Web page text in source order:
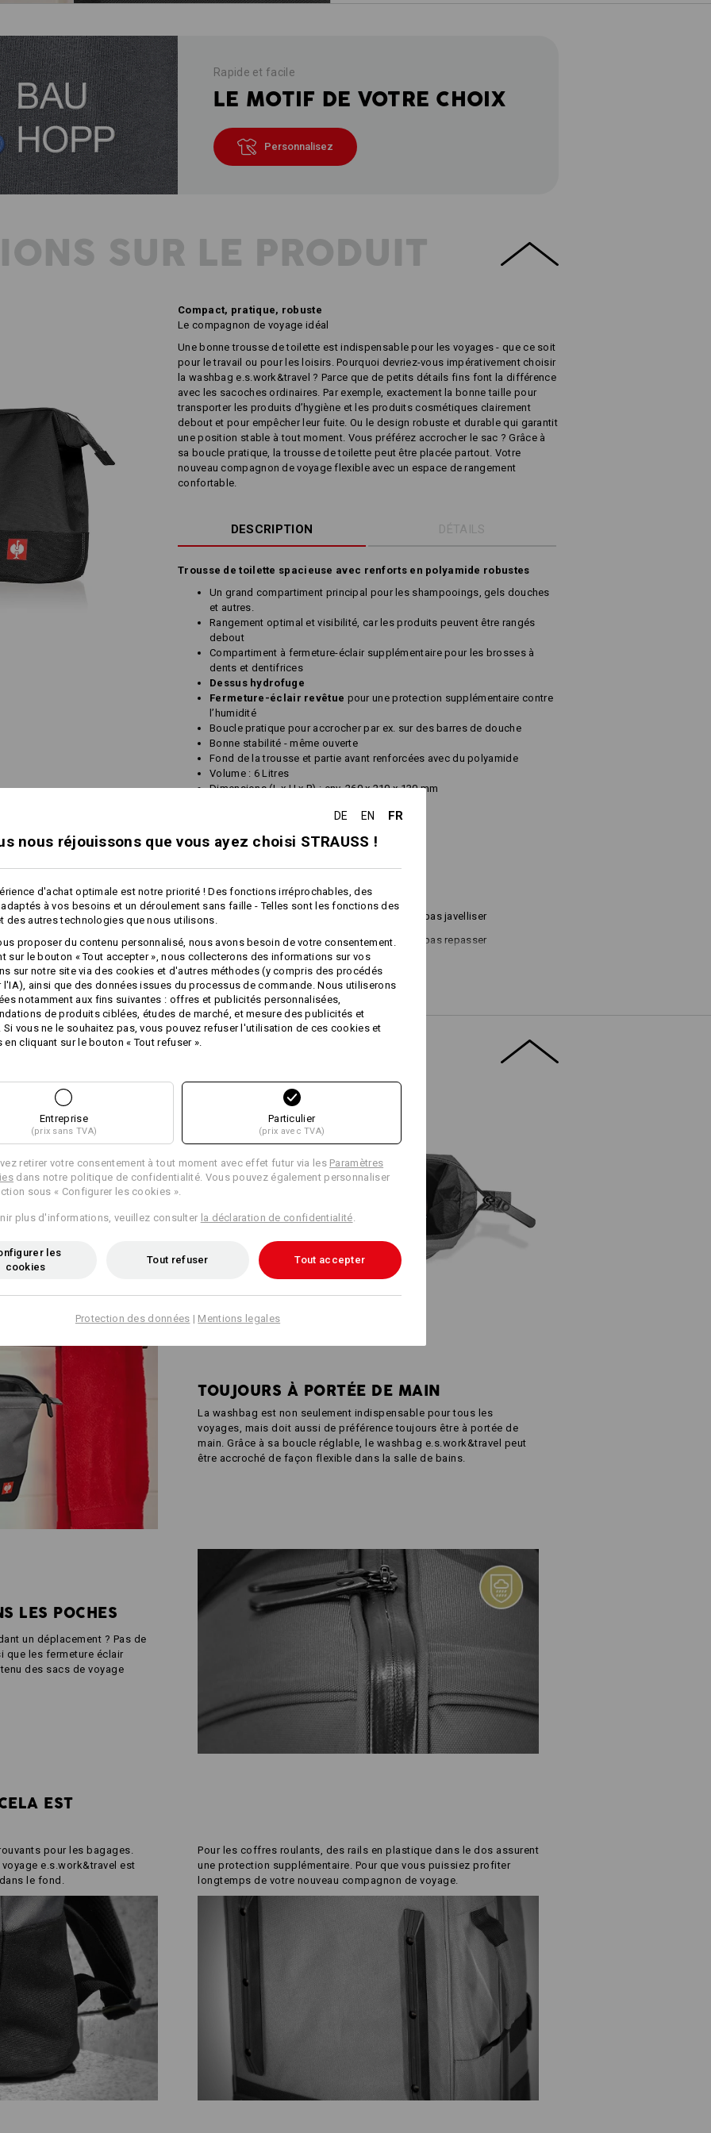
Rapide et facile
LE MOTIF DE VOTRE CHOIX
Personnalisez
SUR LE PRODUIT
Compact, pratique, robuste
Le compagnon de voyage idéal
Une bonne trousse de toilette est indispensable pour les voyages - que ce soit
pour le travail ou pour les loisirs. Pourquoi devriez-vous impérativement choisir
la washbag e.s.work&travel ? Parce que de petits détails fins font la différence
avec les sacoches ordinaires. Par exemple, exactement la bonne taille pour
transporter les produits d’hygiène et les produits cosmétiques clairement
debout et pour empêcher leur fuite. Ou le design robuste et durable qui garantit
une position stable à tout moment. Vous préférez accrocher le sac ? Grâce à
sa boucle pratique, la trousse de toilette peut être placée partout. Votre
nouveau compagnon de voyage flexible avec un espace de rangement
confortable.
DESCRIPTION DÉTAILS
Trousse de toilette spacieuse avec renforts en polyamide robustes
Un grand compartiment principal pour les shampooings, gels douches
et autres.
Rangement optimal et visibilité, car les produits peuvent être rangés
debout
Compartiment à fermeture-éclair supplémentaire pour les brosses à
dents et dentifrices
Dessus hydrofuge
Fermeture-éclair revêtue pour une protection supplémentaire contre
l’humidité
Boucle pratique pour accrocher par ex. sur des barres de douche
Bonne stabilité - même ouverte
Fond de la trousse et partie avant renforcées avec du polyamide
Volume : 6 Litres
Dimensions (L x H x P) : env.260 x 210 x 130mm
100 % Polyester (ca. 220 g/m²)
2. Tissu extérieur
Doublure 100% Polyamide
Conseils d'entretien :
Ne pas laver
Ne pas javelliser
Ne pas sécher en machine
Ne pas repasser
Ne pas nettoyer à sec
Concevoir soi-
même
plus
SIMPLICITÉ
est même un plaisir :
bien en place même ouverts.
TOUJOURS À PORTÉE DE MAIN
La washbag est non seulement indispensable pour tous les
voyages, mais doit aussi de préférence toujours être à portée de
main. Grâce à sa boucle réglable, le washbag e.s.work&travel peut
être accroché de façon flexible dans la salle de bains.
LES POCHES
un déplacement ? Pas de
que les fermeture éclair
des sacs de voyage
EST
pour les bagages.
e.s.work&travel est
le fond.
Pour les coffres roulants, des rails en plastique dans le dos assurent
une protection supplémentaire. Pour que vous puissiez profiter
longtemps de votre nouveau compagnon de voyage.
DE EN FR
nous réjouissons que vous ayez choisi STRAUSS !
d'achat optimale est notre priorité ! Des fonctions irréprochables, des
à vos besoins et un déroulement sans faille - Telles sont les fonctions des
des autres technologies que nous utilisons.
proposer du contenu personnalisé, nous avons besoin de votre consentement.
sur le bouton « Tout accepter », nous collecterons des informations sur vos
sur notre site via des cookies et d'autres méthodes (y compris des procédés
l'IA), ainsi que des données issues du processus de commande. Nous utiliserons
notamment aux fins suivantes : offres et publicités personnalisées,
de produits ciblées, études de marché, et mesure des publicités et
Si vous ne le souhaitez pas, vous pouvez refuser l'utilisation de ces cookies et
en cliquant sur le bouton « Tout refuser ».
Entreprise
(prix sans TVA)
Particulier
(prix avec TVA)
retirer votre consentement à tout moment avec effet futur via les Paramètres
dans notre politique de confidentialité. Vous pouvez également personnaliser
sous « Configurer les cookies ».
plus d'informations, veuillez consulter la déclaration de confidentialité
les
cookies
Tout refuser Tout accepter
Protection des données | Mentions legales